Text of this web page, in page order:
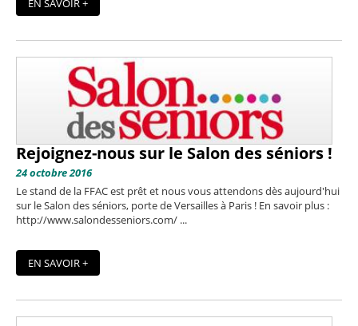
EN SAVOIR +
Rejoignez-nous sur le Salon des séniors !
24 octobre 2016
Le stand de la FFAC est prêt et nous vous attendons dès aujourd'hui
sur le Salon des séniors, porte de Versailles à Paris ! En savoir plus :
http://www.salondesseniors.com/ ...
EN SAVOIR +